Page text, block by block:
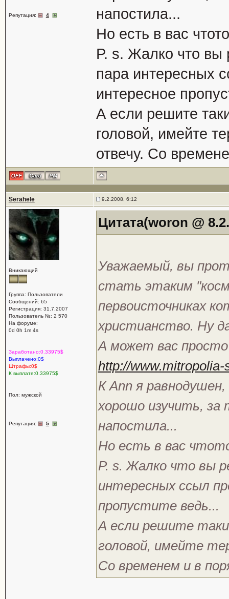
Репутация: 4
напостила...
Но есть в вас
P. s. Жалко что
пара интересных
интересное
А если решите
головой, имейте
отвечу. Со
Serahele 9.2.2008, 6:12
Вникающий
Группа: Пользователи
Сообщений: 65
Регистрация: 31.7.2007
Пользователь №: 2 570
На форуме:
0d 0h 1m 4s
Заработано:0.33975$
Выплачено:0$
Штрафы:0$
К выплате:0.33975$
Пол: мужской
Репутация: 5
Цитата(woron @
Уважаемый, вы
стать этаким
первоисточниках
христианство. Ну
А может вас просто
http://
К Ann я
хорошо изучить,
напостила...
Но есть в вас
P. s. Жалко что вы
интересных ссыл
пропустите ведь...
А если решите
головой, имейте
Со временем и в